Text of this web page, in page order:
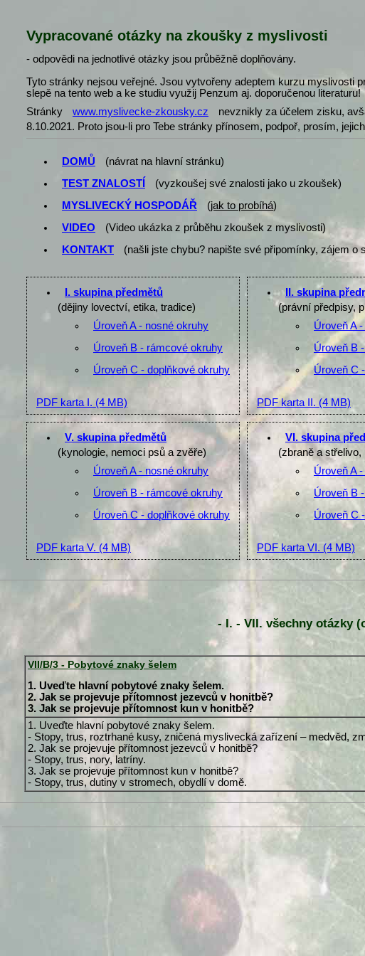
Vypracované otázky na zkoušky z myslivosti
- odpovědi na jednotlivé otázky jsou průběžně doplňovány.
Tyto stránky nejsou veřejné. Jsou vytvořeny adeptem kurzu myslivosti
slepě na tento web a ke studiu využij Penzum aj. doporučenou literaturu!
Stránky
www.myslivecke-zkousky.cz
nevznikly za účelem zisku,
8.10.2021. Proto jsou-li pro Tebe stránky přínosem, podpoř, prosím,
DOMŮ
(návrat na hlavní stránku)
TEST ZNALOSTÍ
(vyzkoušej své znalosti jako u zkoušek)
MYSLIVECKÝ HOSPODÁŘ
(jak to probíhá)
VIDEO
(Video ukázka z průběhu zkoušek z myslivosti)
KONTAKT
(našli jste chybu? napište své připomínky, zájem o
I. skupina předmětů
(dějiny lovectví, etika, tradice)
Úroveň A - nosné okruhy
Úroveň B - rámcové okruhy
Úroveň C - doplňkové okruhy
PDF karta I. (4 MB)
II. skupina
(právní předpisy,
Úroveň A
Úroveň B
Úroveň C
PDF karta II. (4 MB)
V. skupina předmětů
(kynologie, nemoci psů a zvěře)
Úroveň A - nosné okruhy
Úroveň B - rámcové okruhy
Úroveň C - doplňkové okruhy
PDF karta V. (4 MB)
VI. skupina
(zbraně a
Úroveň A
Úroveň B
Úroveň C
PDF karta VI. (4 MB)
- I. - VII. všechny otázky
VII/B/3 - Pobytové znaky šelem
1. Uveďte hlavní pobytové znaky šelem.
2. Jak se projevuje přítomnost jezevců v honitbě?
3. Jak se projevuje přítomnost kun v honitbě?
1. Uveďte hlavní pobytové znaky šelem.
- Stopy, trus, roztrhané kusy, zničená myslivecká zařízení – medvěd,
2. Jak se projevuje přítomnost jezevců v honitbě?
- Stopy, trus, nory, latríny.
3. Jak se projevuje přítomnost kun v honitbě?
- Stopy, trus, dutiny v stromech, obydlí v domě.